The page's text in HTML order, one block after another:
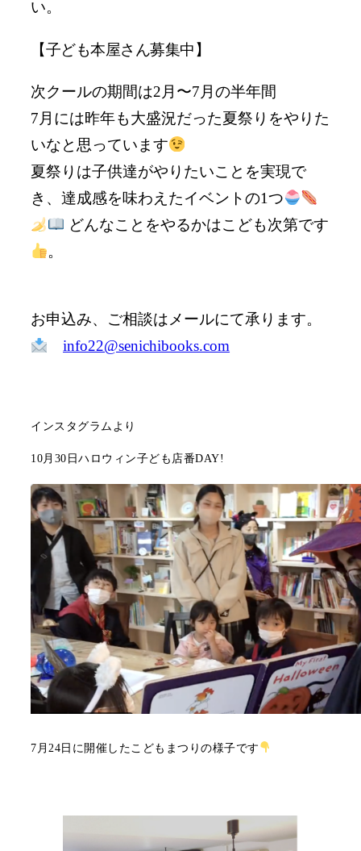
い。
【子ども本屋さん募集中】
次クールの期間は2月〜7月の半年間
7月には昨年も大盛況だった夏祭りをやりた
いなと思っています
夏祭りは子供達がやりたいことを実現で
き、達成感を味わえたイベントの1つ
どんなことをやるかはこども次第です
。
お申込み、ご相談はメールにて承ります。
info22@senichibooks.com
インスタグラムより
10月30日ハロウィン子ども店番DAY!
7月24日に開催したこどもまつりの様子です